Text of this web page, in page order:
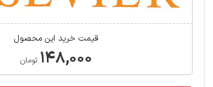
قیمت خرید این محصول
۱۴۸,۰۰۰ تومان